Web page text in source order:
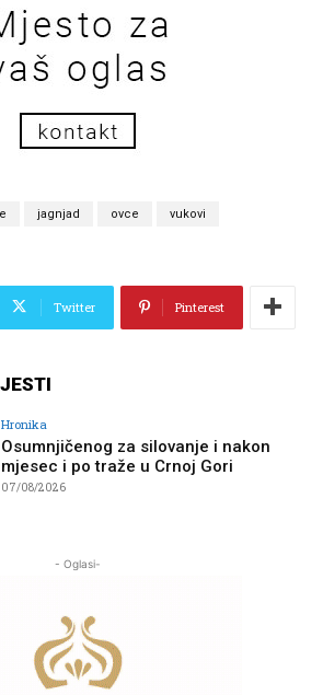
jagnjad ovce vukovi
Twitter Pinterest
Hronika
Osumnjičenog za silovanje i nakon
mjesec i po traže u Crnoj Gori
07/08/2026
- Oglasi-